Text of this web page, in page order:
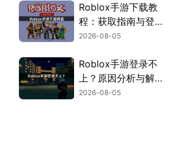
Roblox手游下载教
程：获取指南与登录
解决方案！
2026-08-05
Roblox手游登录不
上？原因分析与解决
方案！
2026-08-05